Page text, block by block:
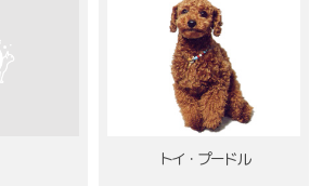
トイ・プードル